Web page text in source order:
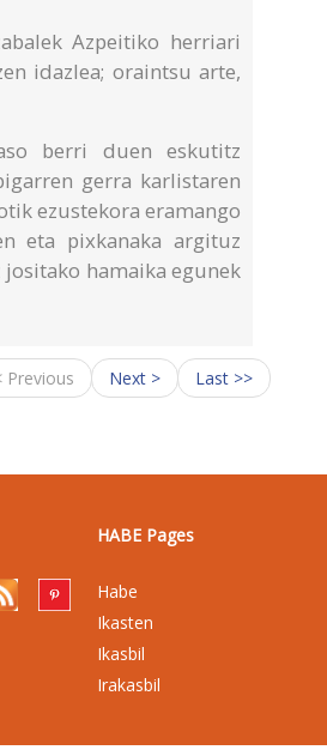
Azpeitiko herriari
idazlea; oraintsu arte,
berri duen eskutitz
gerra karlistaren
ezustekora eramango
eta pixkanaka argituz
hamaika egunek
Previous Next > Last >>
HABE Pages
Habe
Ikasten
Ikasbil
Irakasbil